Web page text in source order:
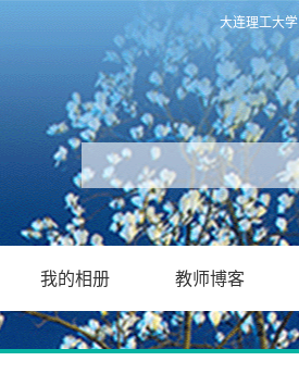
大连理工大学
我的相册 教师博客